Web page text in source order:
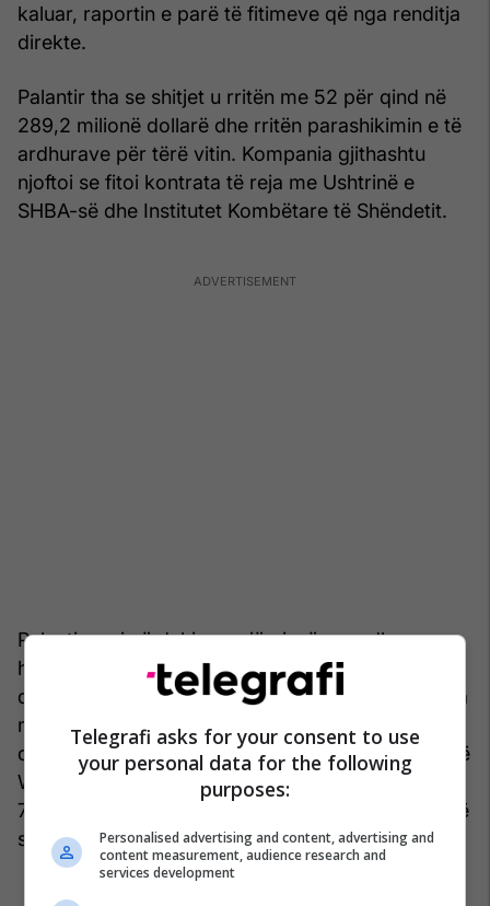
kaluar, raportin e parë të fitimeve që nga renditja
direkte.
Palantir tha se shitjet u rritën me 52 për qind në
289,2 milionë dollarë dhe rritën parashikimin e të
ardhurave për tërë vitin. Kompania gjithashtu
njoftoi se fitoi kontrata të reja me Ushtrinë e
SHBA-së dhe Institutet Kombëtare të Shëndetit.
Palantir vuri në dukje se një pjesë e madhe e
humbjeve të saj ishte për shkak të 847 milionë
dollarëve në shpenzimet e kompensimit të lidhura
me listën e drejtpërdrejtë. Duke përjashtuar atë
dhe shpenzime të tjera të lidhura me debutimin në
Wall Street, Palantir raportoi një fitim neto prej
73.1 milionë dollarësh. Aksionet u rritën më shumë
se 8 për qind në lajmet e së premtes./Telegrafi/
Telegrafi asks for your consent to use
your personal data for the following
purposes:
Personalised advertising and content, advertising and
content measurement, audience research and
services development